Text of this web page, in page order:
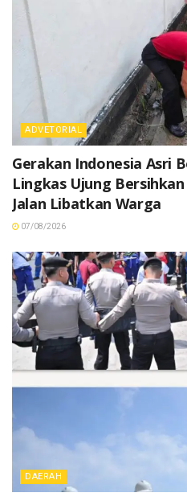
ADVETORIAL
Gerakan Indonesia Asri
Lingkas Ujung
Jalan Libatkan Warga
07/08/2026
DAERAH